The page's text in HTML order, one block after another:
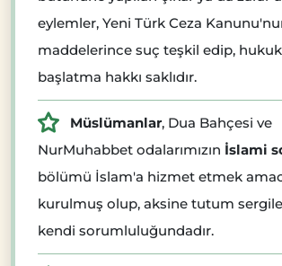
eylemler, Yeni Türk Ceza
maddelerince suç teşkil edip,
başlatma hakkı saklıdır.
Müslümanlar, Dua Bahçesi ve
NurMuhabbet odalarımızın İslami
bölümü İslam'a hizmet etmek
kurulmuş olup, aksine tutum
kendi sorumluluğundadır.